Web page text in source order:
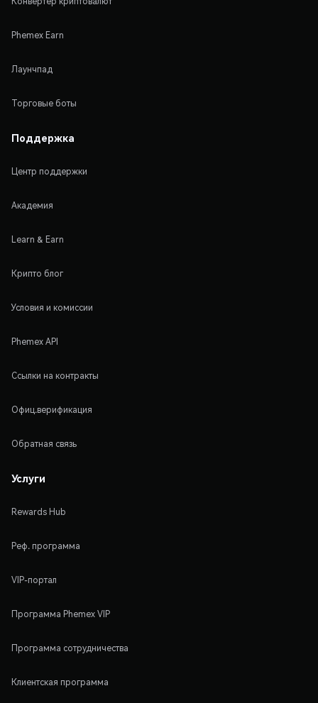
Phemex Earn
Лаунчпад
Торговые боты
Поддержка
Центр поддержки
Академия
Learn & Earn
Крипто блог
Условия и комиссии
Phemex API
Ссылки на контракты
Офиц.верификация
Обратная связь
Услуги
Rewards Hub
Реф. программа
VIP-портал
Программа Phemex VIP
Программа сотрудничества
Клиентская программа